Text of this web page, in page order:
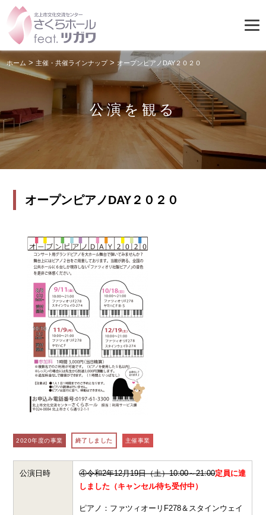
公演を観る
ホーム >主催・共催ラインナップ> オープンピアノDAY２０２０
オープンピアノDAY２０２０
2020年度の事業 終了しました 主催事業
公演日時 ④令和2年12月19日（土）10:00～21:00定員に達
しました（キャンセル待ち受付中）
ピアノ：ファツィオーリF278＆スタインウェイ